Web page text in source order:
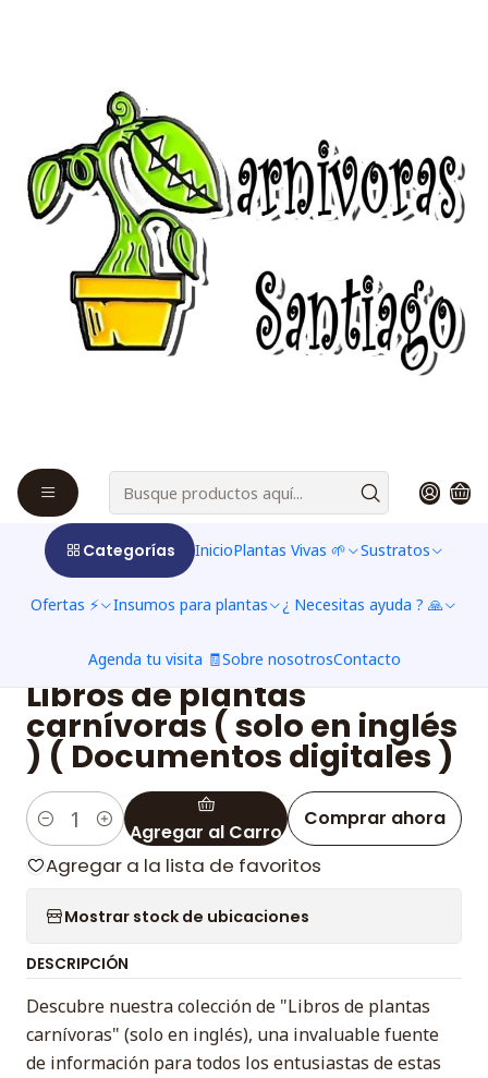
Categorías InicioPlantas Vivas 🌱 Sustratos
Ofertas ⚡ Insumos para plantas ¿ Necesitas ayuda ? 🙏
Agenda tu visita 🧾Sobre nosotrosContacto
Libros de plantas
carnívoras ( solo en inglés
) ( Documentos digitales )
Cantidad Agregar al Carro
Comprar ahora
Agregar a la lista de favoritos
Mostrar stock de ubicaciones
DESCRIPCIÓN
Descubre nuestra colección de "Libros de plantas
carnívoras" (solo en inglés), una invaluable fuente
de información para todos los entusiastas de estas